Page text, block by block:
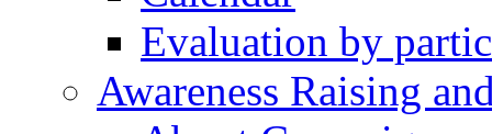
Evaluation by
Awareness Raising